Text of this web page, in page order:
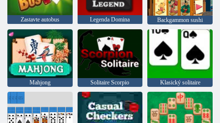
Zastavte autobus Legenda Domina Backgammon sushi
Mahjong Solitaire Scorpio Klasický solitaire